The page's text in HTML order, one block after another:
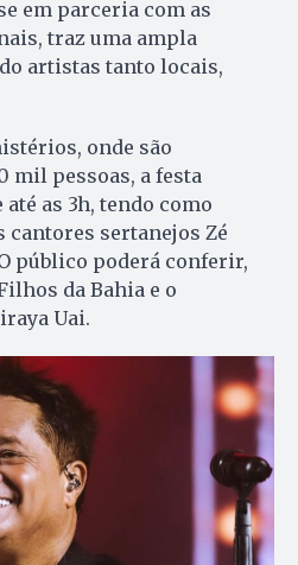
em parceria com as
traz uma ampla
artistas tanto locais,
onde são
mil pessoas, a festa
até as 3h, tendo como
sertanejos Zé
público poderá conferir,
da Bahia e o
Uai.